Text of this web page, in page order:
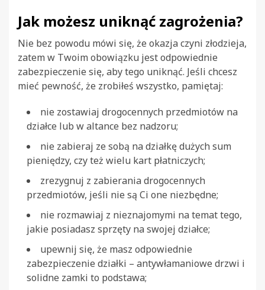
Jak możesz uniknąć zagrożenia?
Nie bez powodu mówi się, że okazja czyni złodzieja,
zatem w Twoim obowiązku jest odpowiednie
zabezpieczenie się, aby tego uniknąć. Jeśli chcesz
mieć pewność, że zrobiłeś wszystko, pamiętaj:
nie zostawiaj drogocennych przedmiotów na
działce lub w altance bez nadzoru;
nie zabieraj ze sobą na działkę dużych sum
pieniędzy, czy też wielu kart płatniczych;
zrezygnuj z zabierania drogocennych
przedmiotów, jeśli nie są Ci one niezbędne;
nie rozmawiaj z nieznajomymi na temat tego,
jakie posiadasz sprzęty na swojej działce;
upewnij się, że masz odpowiednie
zabezpieczenie działki – antywłamaniowe drzwi i
solidne zamki to podstawa;